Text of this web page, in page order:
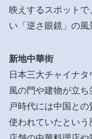
映えするスポット
い「逆さ眼鏡」の風
新地中華街
日本三大チャイナ
風の門や建物が立
戸時代には中国と
使われていたとい